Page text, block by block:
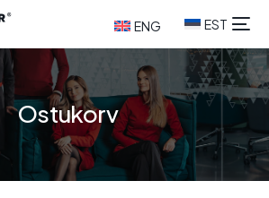
ENG EST
Ostukorv